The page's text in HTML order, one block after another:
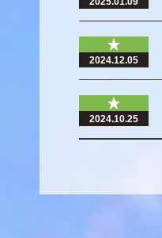
2024.12.05
2024.10.25